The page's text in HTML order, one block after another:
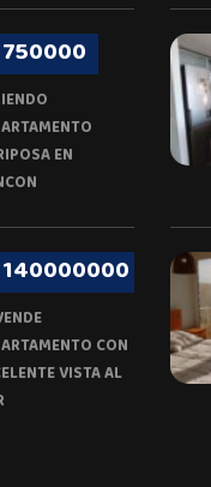
EN
CON
VISTA AL